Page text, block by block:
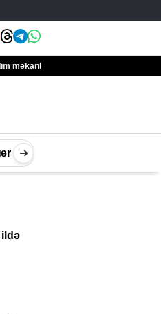
mədəni irsin qorunmasına töhfəsini
➜
ildə